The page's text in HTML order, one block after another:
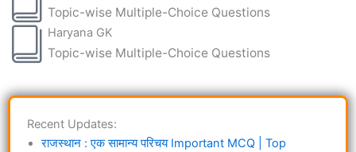
Topic-wise Multiple-Choice Questions
Haryana GK
Topic-wise Multiple-Choice Questions
Recent Updates:
राजस्थान : एक सामान्य परिचय Important MCQ | Top